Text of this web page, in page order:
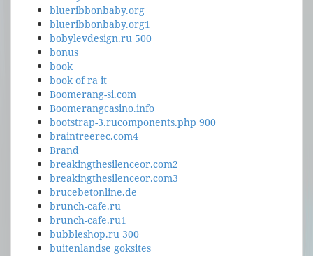
blueribbonbaby.org
blueribbonbaby.org1
bobylevdesign.ru 500
bonus
book
book of ra it
Boomerang-si.com
Boomerangcasino.info
bootstrap-3.rucomponents.php 900
braintreerec.com4
Brand
breakingthesilenceor.com2
breakingthesilenceor.com3
brucebetonline.de
brunch-cafe.ru
brunch-cafe.ru1
bubbleshop.ru 300
buitenlandse goksites